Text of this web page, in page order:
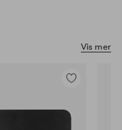
Vis mer
Legg
favoritter